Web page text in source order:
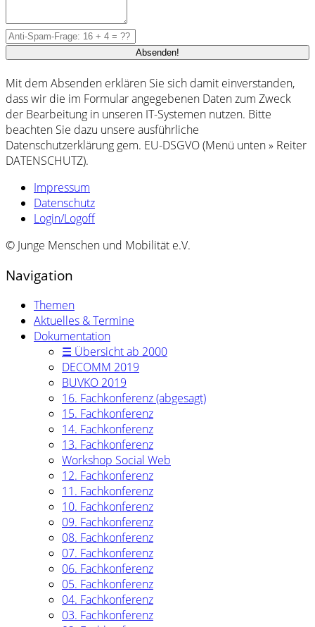
Mit dem Absenden erklären Sie sich damit einverstanden,
dass wir die im Formular angegebenen Daten zum Zweck
der Bearbeitung in unseren IT-Systemen nutzen. Bitte
beachten Sie dazu unsere ausführliche
Datenschutzerklärung gem. EU-DSGVO (Menü unten » Reiter
DATENSCHUTZ).
Impressum
Datenschutz
Login/Logoff
© Junge Menschen und Mobilität e.V.
Navigation
Themen
Aktuelles & Termine
Dokumentation
☰ Übersicht ab 2000
DECOMM 2019
BUVKO 2019
16. Fachkonferenz (abgesagt)
15. Fachkonferenz
14. Fachkonferenz
13. Fachkonferenz
Workshop Social Web
12. Fachkonferenz
11. Fachkonferenz
10. Fachkonferenz
09. Fachkonferenz
08. Fachkonferenz
07. Fachkonferenz
06. Fachkonferenz
05. Fachkonferenz
04. Fachkonferenz
03. Fachkonferenz